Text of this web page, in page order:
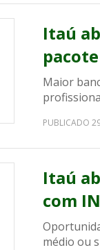
Itaú
Maior
PUBLICADO
Itaú
com
médio ou